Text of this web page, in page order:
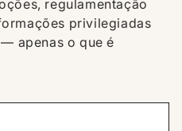
regulamentação
privilegiadas
apenas o que é